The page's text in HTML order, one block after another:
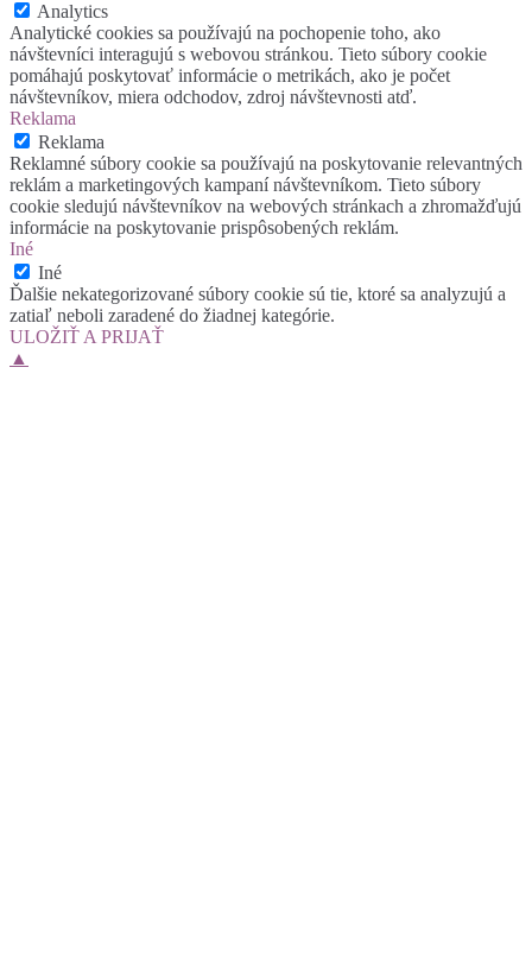
Analytics
Analytické cookies sa používajú na pochopenie toho, ako
návštevníci interagujú s webovou stránkou. Tieto súbory cookie
pomáhajú poskytovať informácie o metrikách, ako je počet
návštevníkov, miera odchodov, zdroj návštevnosti atď.
Reklama
Reklama
Reklamné súbory cookie sa používajú na poskytovanie relevantných
reklám a marketingových kampaní návštevníkom. Tieto súbory
cookie sledujú návštevníkov na webových stránkach a zhromažďujú
informácie na poskytovanie prispôsobených reklám.
Iné
Iné
Ďalšie nekategorizované súbory cookie sú tie, ktoré sa analyzujú a
zatiaľ neboli zaradené do žiadnej kategórie.
ULOŽIŤ A PRIJAŤ
▲